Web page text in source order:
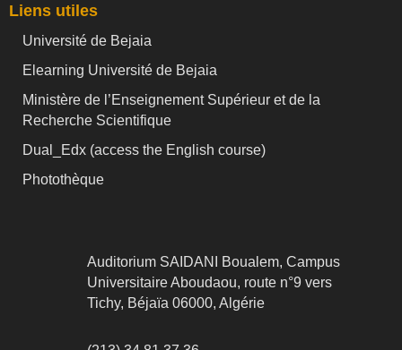
Liens utiles
Université de Bejaia
Elearning Université de Bejaia
Ministère de l’Enseignement Supérieur et de la
Recherche Scientifique
Dual_Edx (access the English course)
Photothèque
Auditorium SAIDANI Boualem, Campus
Universitaire Aboudaou, route n°9 vers
Tichy, Béjaïa 06000, Algérie